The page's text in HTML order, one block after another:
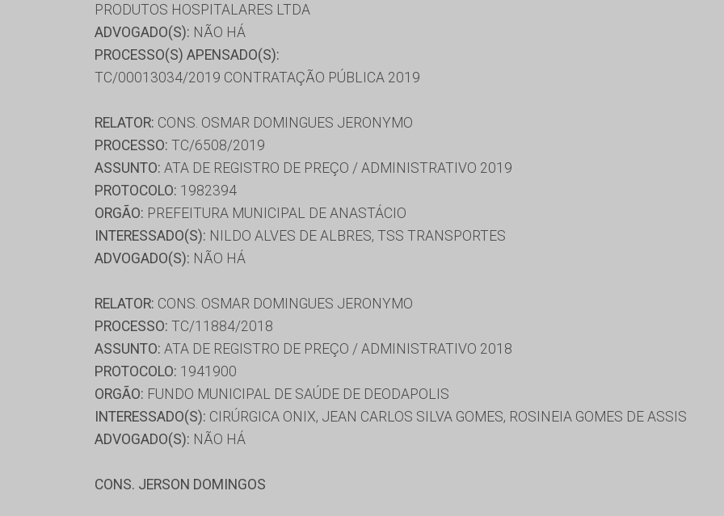
PRODUTOS HOSPITALARES LTDA
ADVOGADO(S): NÃO HÁ
PROCESSO(S) APENSADO(S):
TC/00013034/2019 CONTRATAÇÃO PÚBLICA 2019
RELATOR: CONS. OSMAR DOMINGUES JERONYMO
PROCESSO: TC/6508/2019
ASSUNTO: ATA DE REGISTRO DE PREÇO / ADMINISTRATIVO 2019
PROTOCOLO: 1982394
ORGÃO: PREFEITURA MUNICIPAL DE ANASTÁCIO
INTERESSADO(S): NILDO ALVES DE ALBRES, TSS TRANSPORTES
ADVOGADO(S): NÃO HÁ
RELATOR: CONS. OSMAR DOMINGUES JERONYMO
PROCESSO: TC/11884/2018
ASSUNTO: ATA DE REGISTRO DE PREÇO / ADMINISTRATIVO 2018
PROTOCOLO: 1941900
ORGÃO: FUNDO MUNICIPAL DE SAÚDE DE DEODAPOLIS
INTERESSADO(S): CIRÚRGICA ONIX, JEAN CARLOS SILVA GOMES, ROSINEIA GOMES DE ASSIS
ADVOGADO(S): NÃO HÁ
CONS. JERSON DOMINGOS